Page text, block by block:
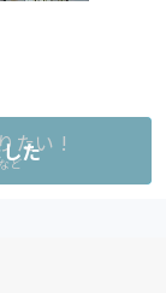
たい !
どた